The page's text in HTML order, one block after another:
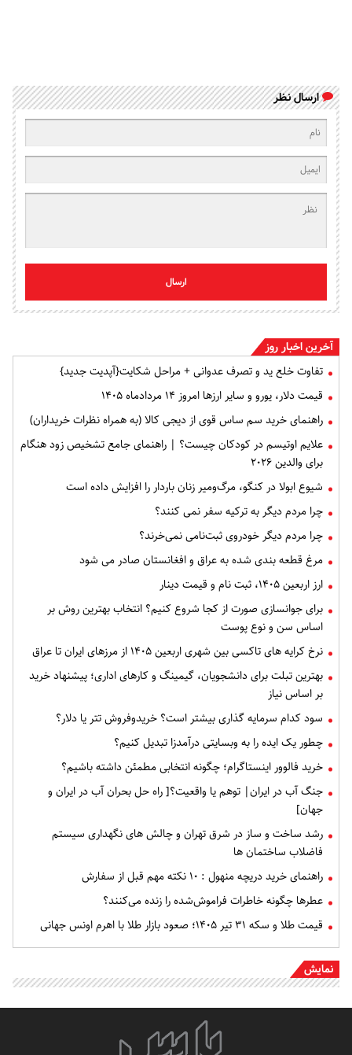
ارسال نظر
ارسال
آخرین اخبار روز
تفاوت خلع ید و تصرف عدوانی + مراحل شکایت{آپدیت جدید}
قیمت دلار، یورو و سایر ارزها امروز ۱۴ مردادماه ۱۴۰۵
راهنمای خرید سم ساس قوی از دیجی کالا (به همراه نظرات خریداران)
علایم اوتیسم در کودکان چیست؟ | راهنمای جامع تشخیص زود هنگام
برای والدین ۲۰۲۶
شیوع ابولا در کنگو، مرگ‌ومیر زنان باردار را افزایش داده است
چرا مردم دیگر به ترکیه سفر نمی کنند؟
چرا مردم دیگر خودروی ثبت‌نامی نمی‌خرند؟
مرغ قطعه‌ بندی شده به عراق و افغانستان صادر می شود
ارز اربعین ۱۴۰۵، ثبت‌ نام و قیمت دینار
برای جوانسازی صورت از کجا شروع کنیم؟ انتخاب بهترین روش بر
اساس سن و نوع پوست
نرخ کرایه های تاکسی بین شهری اربعین ۱۴۰۵ از مرزهای ایران تا عراق
بهترین تبلت برای دانشجویان، گیمینگ و کارهای اداری؛ پیشنهاد خرید
بر اساس نیاز
سود کدام سرمایه گذاری بیشتر است؟ خریدوفروش تتر یا دلار؟
چطور یک ایده را به وبسایتی درآمدزا تبدیل کنیم؟
خرید فالوور اینستاگرام؛ چگونه انتخابی مطمئن داشته باشیم؟
جنگ آب در ایران| توهم یا واقعیت؟[ راه حل بحران آب در ایران و
جهان]
رشد ساخت و ساز در شرق تهران و چالش های نگهداری سیستم
فاضلاب ساختمان ها
راهنمای خرید دریچه منهول : ۱۰ نکته مهم قبل از سفارش
عطرها چگونه خاطرات فراموش‌شده را زنده می‌کنند؟
قیمت طلا و سکه ۳۱ تیر ۱۴۰۵؛ صعود بازار طلا با اهرم اونس جهانی
نمایش